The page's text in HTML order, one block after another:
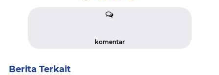
komentar
Berita Terkait